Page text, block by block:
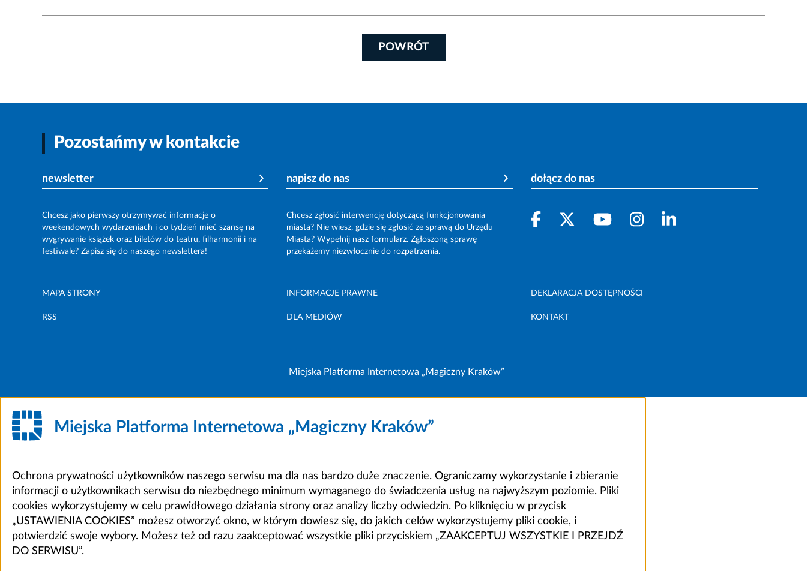
POWRÓT
Pozostańmy w kontakcie
newsletter
Chcesz jako pierwszy otrzymywać informacje o
weekendowych wydarzeniach i co tydzień mieć szansę na
wygrywanie książek oraz biletów do teatru, filharmonii i na
festiwale? Zapisz się do naszego newslettera!
napisz do nas
Chcesz zgłosić interwencję dotyczącą funkcjonowania
miasta? Nie wiesz, gdzie się zgłosić ze sprawą do Urzędu
Miasta? Wypełnij nasz formularz. Zgłoszoną sprawę
przekażemy niezwłocznie do rozpatrzenia.
dołącz do nas
MAPA STRONY INFORMACJE PRAWNE DEKLARACJA DOSTĘPNOŚCI
RSS DLA MEDIÓW KONTAKT
Miejska Platforma Internetowa „Magiczny Kraków”
Miejska Platforma Internetowa „Magiczny Kraków”
Ochrona prywatności użytkowników naszego serwisu ma dla nas bardzo duże znaczenie. Ograniczamy wykorzystanie i zbieranie
informacji o użytkownikach serwisu do niezbędnego minimum wymaganego do świadczenia usług na najwyższym poziomie. Pliki
cookies wykorzystujemy w celu prawidłowego działania strony oraz analizy liczby odwiedzin. Po kliknięciu w przycisk
„USTAWIENIA COOKIES” możesz otworzyć okno, w którym dowiesz się, do jakich celów wykorzystujemy pliki cookie, i
potwierdzić swoje wybory. Możesz też od razu zaakceptować wszystkie pliki przyciskiem „ZAAKCEPTUJ WSZYSTKIE I PRZEJDŹ
DO SERWISU”.